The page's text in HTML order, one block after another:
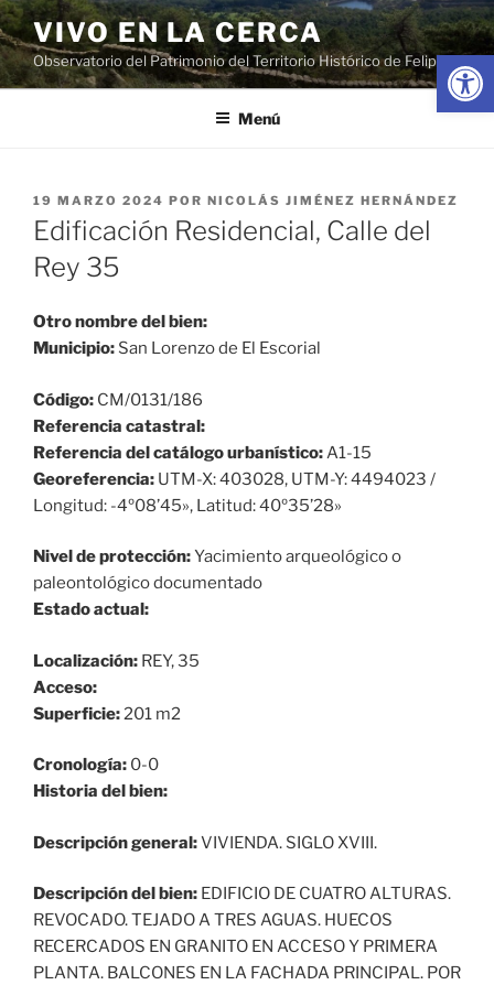
Abrir
Saltar
al
contenido
VIVO EN LA CERCA
Observatorio del Patrimonio del Territorio Histórico de Felipe II
Menú
PUBLICADO
EL
19 MARZO 2024 POR NICOLÁS JIMÉNEZ HERNÁNDEZ
Edificación Residencial, Calle del
Rey 35
Otro nombre del bien:
Municipio: San Lorenzo de El Escorial
Código: CM/0131/186
Referencia catastral:
Referencia del catálogo urbanístico:A1-15
Georeferencia: UTM-X: 403028, UTM-Y: 4494023 /
Longitud: -4º08’45», Latitud: 40º35’28»
Nivel de protección:Yacimiento arqueológico o
paleontológico documentado
Estado actual:
Localización: REY, 35
Acceso:
Superficie:201 m2
Cronología: 0-0
Historia del bien:
Descripción general:VIVIENDA. SIGLO XVIII.
Descripción del bien: EDIFICIO DE CUATRO ALTURAS.
REVOCADO. TEJADO A TRES AGUAS. HUECOS
RECERCADOS EN GRANITO EN ACCESO Y PRIMERA
PLANTA. BALCONES EN LA FACHADA PRINCIPAL. POR